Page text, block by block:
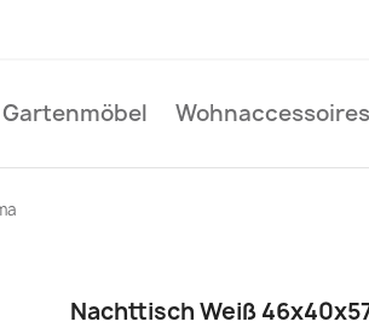
Gartenmöbel Wohnaccessoires
Nachttisch Weiß